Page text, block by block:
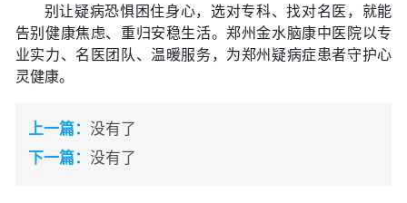
别让疑病恐惧困住身心，选对专科、找对名医，就能
告别健康焦虑、重归安稳生活。郑州金水脑康中医院以专
业实力、名医团队、温暖服务，为郑州疑病症患者守护心
灵健康。
上一篇： 没有了
下一篇： 没有了